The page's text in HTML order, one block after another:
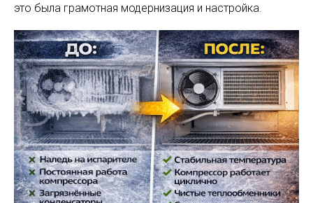
это была грамотная модернизация и настройка.